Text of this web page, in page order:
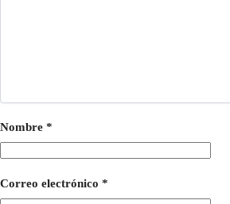
Nombre *
Correo electrónico *